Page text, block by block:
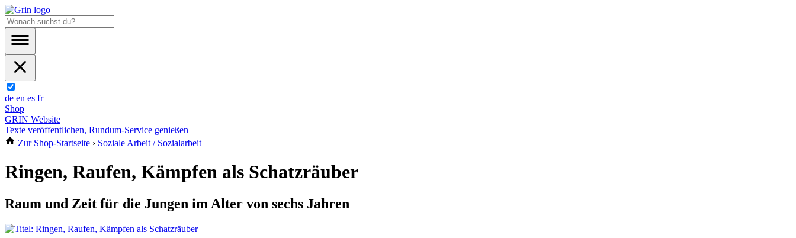
de en es fr
Shop
GRIN Website
Texte veröffentlichen, Rundum-Service genießen
Zur Shop-Startseite › Soziale Arbeit / Sozialarbeit
Ringen, Raufen, Kämpfen als Schatzräuber
Raum und Zeit für die Jungen im Alter von sechs Jahren